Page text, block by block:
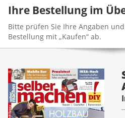
Ihre Bestellung im
Bitte prüfen Sie Ihre Angaben
Bestellung mit „Kaufen“ ab.